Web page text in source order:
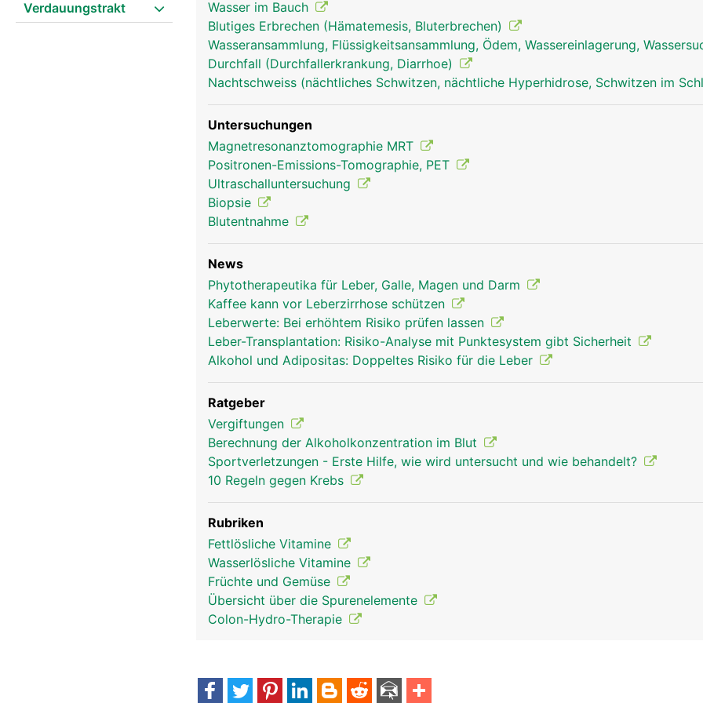
Verdauungstrakt
leber frau leber mann
Wasser im Bauch
Blutiges Erbrechen (Hämatemesis, Bluterbrechen)
Wasseransammlung, Flüssigkeitsansammlung, Ödem, Wassereinlagerung,
Durchfall (Durchfallerkrankung, Diarrhoe)
Nachtschweiss (nächtliches Schwitzen, nächtliche Hyperhidrose, Schwitzen im
Untersuchungen
Magnetresonanztomographie MRT
Positronen-Emissions-Tomographie, PET
Ultraschalluntersuchung
Biopsie
Blutentnahme
News
Phytotherapeutika für Leber, Galle, Magen und Darm
Kaffee kann vor Leberzirrhose schützen
Leberwerte: Bei erhöhtem Risiko prüfen lassen
Leber-Transplantation: Risiko-Analyse mit Punktesystem gibt Sicherheit
Alkohol und Adipositas: Doppeltes Risiko für die Leber
Ratgeber
Vergiftungen
Berechnung der Alkoholkonzentration im Blut
Sportverletzungen - Erste Hilfe, wie wird untersucht und wie behandelt?
10 Regeln gegen Krebs
Rubriken
Fettlösliche Vitamine
Wasserlösliche Vitamine
Früchte und Gemüse
Übersicht über die Spurenelemente
Colon-Hydro-Therapie